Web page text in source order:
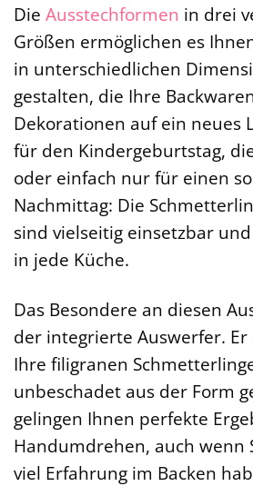
Die Ausstechformen in drei
Größen ermöglichen es
in unterschiedlichen
gestalten, die Ihre
Dekorationen auf ein neues
für den Kindergeburtstag,
oder einfach nur für einen
Nachmittag: Die
sind vielseitig einsetzbar
in jede Küche.
Das Besondere an diesen
der integrierte Auswerfer.
Ihre filigranen
unbeschadet aus der Form
gelingen Ihnen perfekte
Handumdrehen, auch wenn
viel Erfahrung im Backen